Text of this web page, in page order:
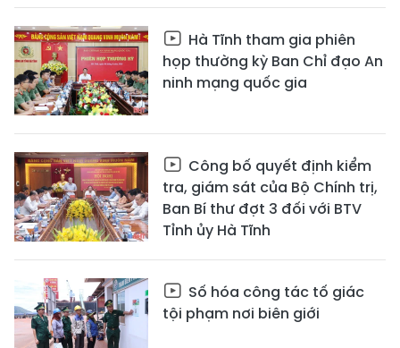
Hà Tĩnh tham gia phiên
họp thường kỳ Ban Chỉ đạo An
ninh mạng quốc gia
Công bố quyết định kiểm
tra, giám sát của Bộ Chính trị,
Ban Bí thư đợt 3 đối với BTV
Tỉnh ủy Hà Tĩnh
Số hóa công tác tố giác
tội phạm nơi biên giới